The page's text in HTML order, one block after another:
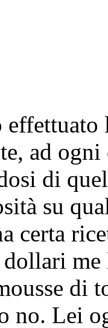
ad ogni
di
su
certa
me
di
no. Lei